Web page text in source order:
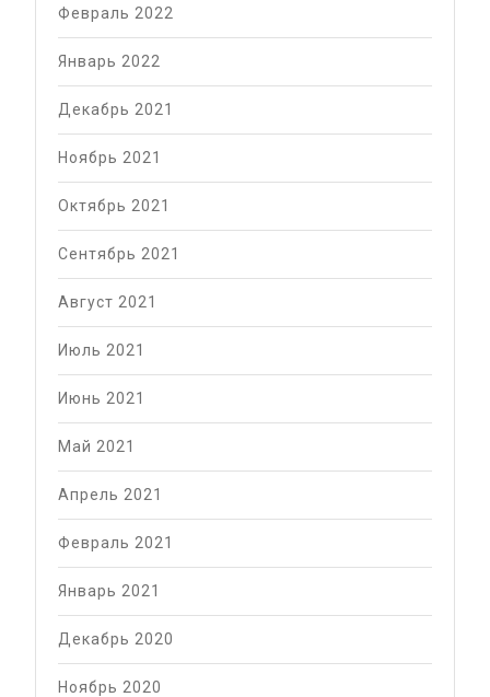
Февраль 2022
Январь 2022
Декабрь 2021
Ноябрь 2021
Октябрь 2021
Сентябрь 2021
Август 2021
Июль 2021
Июнь 2021
Май 2021
Апрель 2021
Февраль 2021
Январь 2021
Декабрь 2020
Ноябрь 2020